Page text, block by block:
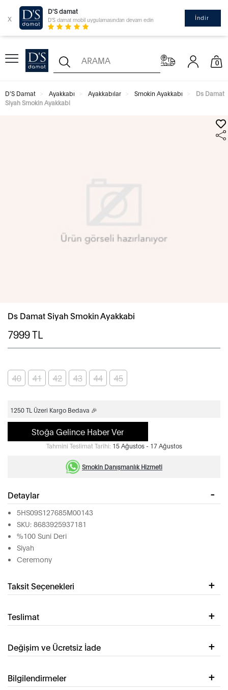
x
D'S damat
D'S damat mobil uygulamasından devam edin İndir
0
D'S Damat Ayakkabı Ayakkabılar Smokin Ayakkabı
Ds Damat
Siyah Smokin Ayakkabi
Ds Damat Siyah Smokin Ayakkabi
7999TL
40 41 42 43 44 45
1250 TL Üzeri Kargo Bedava 🎉
Stoğa Gelince Haber Ver
Tahmini Teslimat Tarihi: 15 Ağustos - 17 Ağustos
Smokin Danışmanlık Hizmeti
Detaylar
5HS09S127685M00143
SKU: 8683925937181
%100 Suni Deri
Siyah
Ceremony
Taksit Seçenekleri
Teslimat
Değişim ve Ücretsiz İade
Bilgilendirmeler